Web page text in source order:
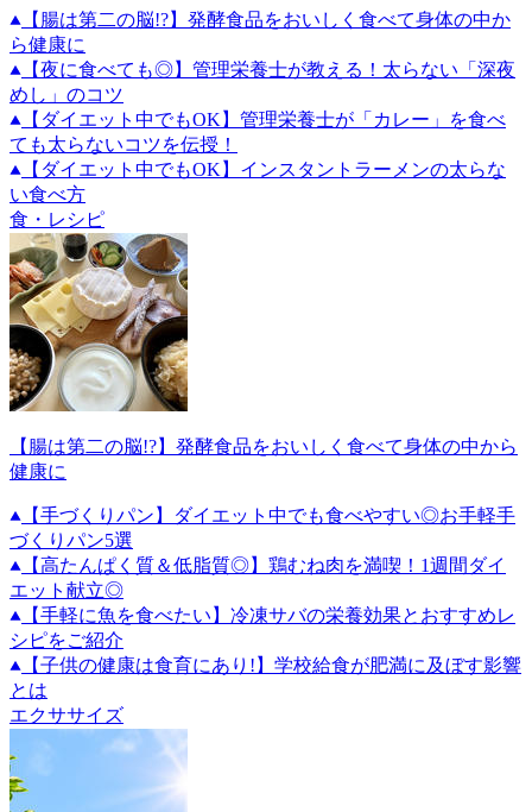
【腸は第二の脳!?】発酵食品をおいしく食べて身体の中か
ら健康に
【夜に食べても◎】管理栄養士が教える！太らない「深夜
めし」のコツ
【ダイエット中でもOK】管理栄養士が「カレー」を食べ
ても太らないコツを伝授！
【ダイエット中でもOK】インスタントラーメンの太らな
い食べ方
食・レシピ
【腸は第二の脳!?】発酵食品をおいしく食べて身体の中から
健康に
【手づくりパン】ダイエット中でも食べやすい◎お手軽手
づくりパン5選
【高たんぱく質＆低脂質◎】鶏むね肉を満喫！1週間ダイ
エット献立◎
【手軽に魚を食べたい】冷凍サバの栄養効果とおすすめレ
シピをご紹介
【子供の健康は食育にあり!】学校給食が肥満に及ぼす影響
とは
エクササイズ